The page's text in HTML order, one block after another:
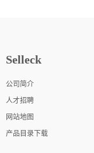
Selleck
公司简介
人才招聘
网站地图
产品目录下载